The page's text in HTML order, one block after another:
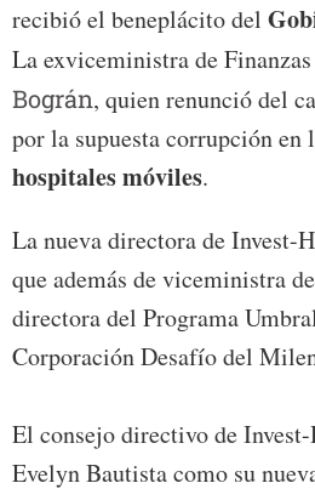
recibió el beneplácito del
La exviceministra de
Bográn, quien renunció del
por la supuesta corrupción en
hospitales móviles.
La nueva directora de Invest-
que además de viceministra de
directora del Programa
Corporación Desafío del
El consejo directivo de
Evelyn Bautista como su